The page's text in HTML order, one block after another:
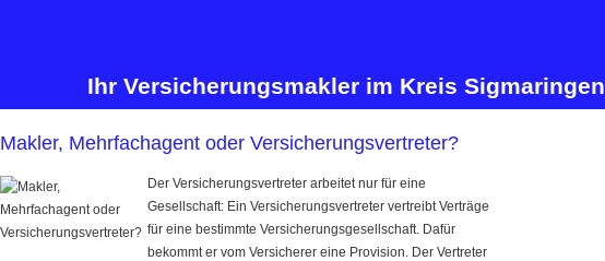
Ihr Ver­sicherungs­makler im Kreis Sigmaringen
Makler, Mehrfachagent oder Versicherungsvertreter?
Der Versicherungsvertreter arbeitet nur für eine
Gesellschaft: Ein Versicherungsvertreter vertreibt Verträge
für eine bestimmte Versicherungsgesellschaft. Dafür
bekommt er vom Versicherer eine Provision. Der Vertreter